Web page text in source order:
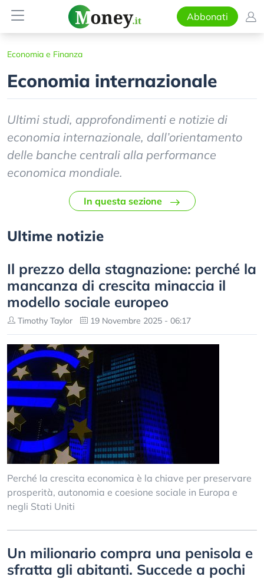
Abbonati
Economia e Finanza
Economia internazionale
Ultimi studi, approfondimenti e notizie di
economia internazionale, dall’orientamento
delle banche centrali alla performance
economica mondiale.
In questa sezione
Ultime notizie
Il prezzo della stagnazione: perché la
mancanza di crescita minaccia il
modello sociale europeo
Timothy Taylor 19 Novembre 2025 - 06:17
Perché la crescita economica è la chiave per preservare
prosperità, autonomia e coesione sociale in Europa e
negli Stati Uniti
Un milionario compra una penisola e
sfratta gli abitanti. Succede a pochi